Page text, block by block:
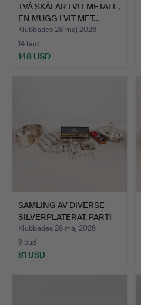
TVÅ SKÅLAR I VIT METALL,
EN MUGG I VIT MET…
Klubbades 28 maj 2026
14 bud
148 USD
SAMLING AV DIVERSE
SILVERPLÄTERAT, PARTI
S…
Klubbades 26 maj 2026
9 bud
81 USD